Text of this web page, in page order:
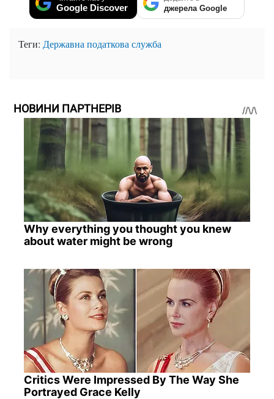
Google Discover джерела Google
Теги: Державна податкова служба
НОВИНИ ПАРТНЕРІВ
Why everything you thought you knew
about water might be wrong
Critics Were Impressed By The Way She
Portrayed Grace Kelly